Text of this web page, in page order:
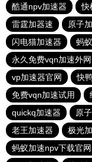
酷通npv加速器
快
雷霆加器速
原子
闪电猫加速器
蚂
永久免费vqn加速外网
vp加速器官网
快
免费vqn加速试用
quickq加速器
原
老王加速器
极光
蚂蚁加速npv下载官